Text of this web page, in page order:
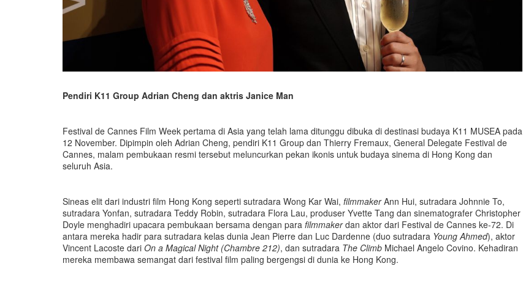
Pendiri K11 Group Adrian Cheng dan aktris Janice Man
Festival de Cannes Film Week pertama di Asia yang telah lama ditunggu dibuka di destinasi budaya K11 MUSEA pada
12 November. Dipimpin oleh Adrian Cheng, pendiri K11 Group dan Thierry Fremaux, General Delegate Festival de
Cannes, malam pembukaan resmi tersebut meluncurkan pekan ikonis untuk budaya sinema di Hong Kong dan
seluruh Asia.
Sineas elit dari industri film Hong Kong seperti sutradara Wong Kar Wai, filmmakerAnn Hui, sutradara Johnnie To,
sutradara Yonfan, sutradara Teddy Robin, sutradara Flora Lau, produser Yvette Tang dan sinematografer Christopher
Doyle menghadiri upacara pembukaan bersama dengan para filmmakerdan aktor dari Festival de Cannes ke-72. Di
antara mereka hadir para sutradara kelas dunia Jean Pierre dan Luc Dardenne (duo sutradara Young Ahmed), aktor
Vincent Lacoste dari On a Magical Night (Chambre 212), dan sutradara The Climb Michael Angelo Covino. Kehadiran
mereka membawa semangat dari festival film paling bergengsi di dunia ke Hong Kong.